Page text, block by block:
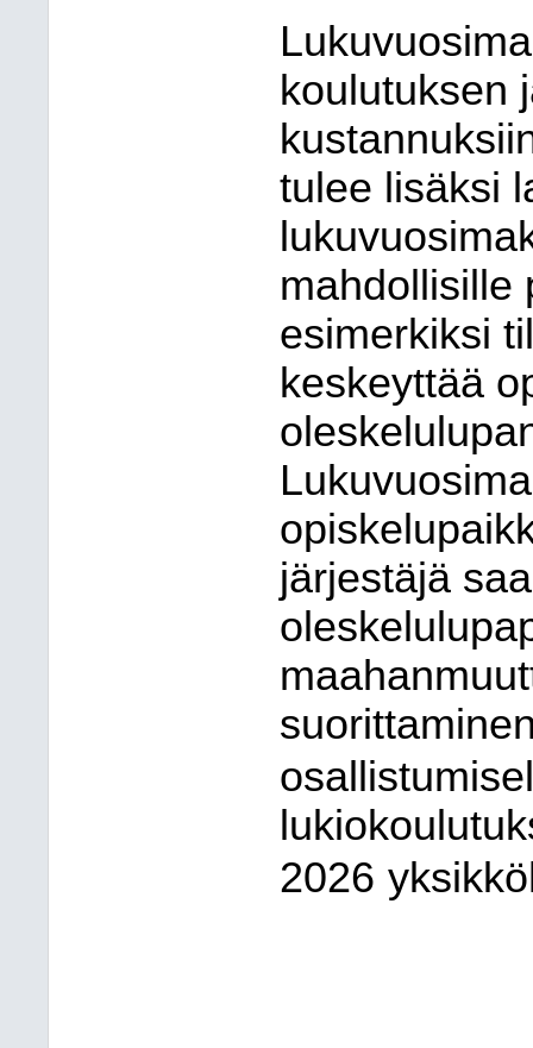
koulutuksen
tulee lisäksi
mahdollisille
esimerkiksi
keskeyttää
järjestäjä
2026